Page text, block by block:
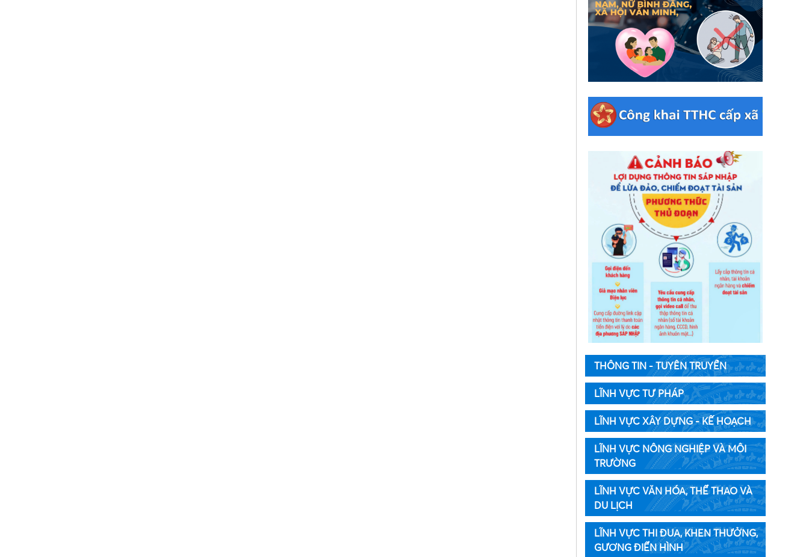
THÔNG TIN - TUYÊN TRUYỀN
LĨNH VỰC TƯ PHÁP
LĨNH VỰC XÂY DỰNG - KẾ HOẠCH
LĨNH VỰC NÔNG NGHIỆP VÀ MÔI
TRƯỜNG
LĨNH VỰC VĂN HÓA, THỂ THAO VÀ
DU LỊCH
LĨNH VỰC THI ĐUA, KHEN THƯỞNG,
GƯƠNG ĐIỂN HÌNH